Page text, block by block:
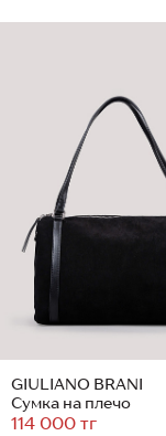
GIULIANO BRANI
Сумка на плечо
114 000 тг